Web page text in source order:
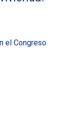
el Congreso